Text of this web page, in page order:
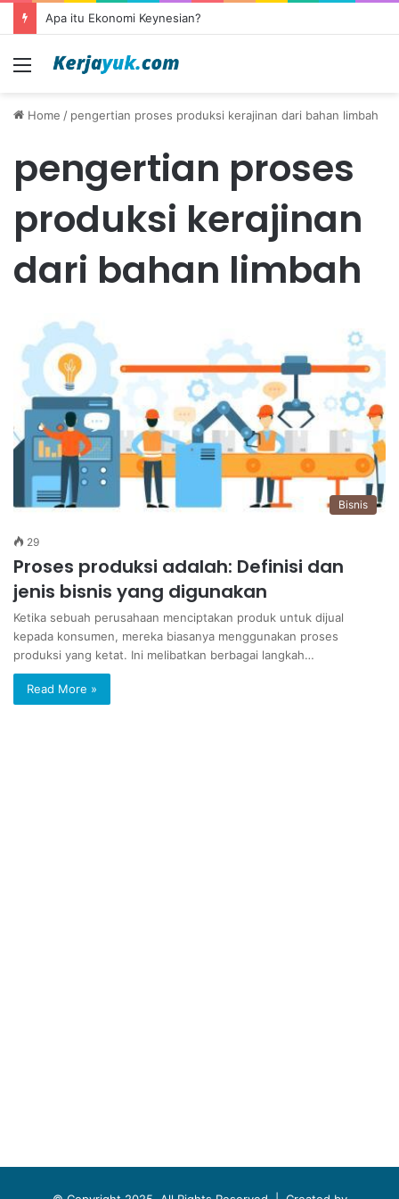
Apa itu Ekonomi Keynesian?
Menu
Home / pengertian proses produksi kerajinan dari bahan limbah
pengertian proses
produksi kerajinan
dari bahan limbah
Bisnis
29
Proses produksi adalah: Definisi dan
jenis bisnis yang digunakan
Ketika sebuah perusahaan menciptakan produk untuk dijual
kepada konsumen, mereka biasanya menggunakan proses
produksi yang ketat. Ini melibatkan berbagai langkah…
Read More »